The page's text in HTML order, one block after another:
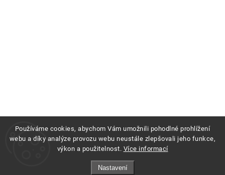
Používáme cookies, abychom Vám umožnili pohodlné prohlížení
webu a díky analýze provozu webu neustále zlepšovali jeho funkce,
výkon a použitelnost. Více informací
Nastavení
Profigrass.cz. Všechna práva vyhrazena.